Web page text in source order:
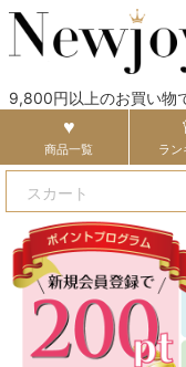
9,800円以上のお買い物
商品一覧 ラン